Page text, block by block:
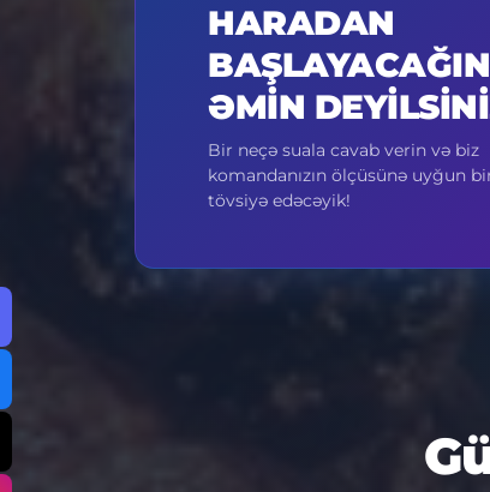
HARADAN
ƏMIN
Bir neçə suala cavab verin və biz
komandanızın ölçüsünə uyğun
tövsiyə edəcəyik!